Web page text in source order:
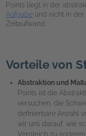
Points liegt in der
Aufgabe und nicht in
Zeitaufwand.
Vorteile von
Abstraktion und
Points ist die
versuchen, die
definierbare Anzahl
wir uns darauf, wie
Vergleich zu